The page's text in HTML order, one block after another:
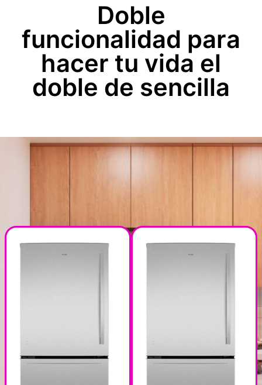
Doble
funcionalidad para
hacer tu vida el
doble de sencilla